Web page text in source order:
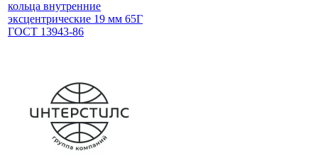
кольца внутренние
эксцентрические 19 мм 65Г
ГОСТ 13943-86